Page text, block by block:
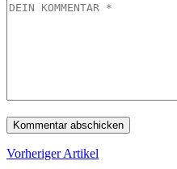
Vorheriger Artikel